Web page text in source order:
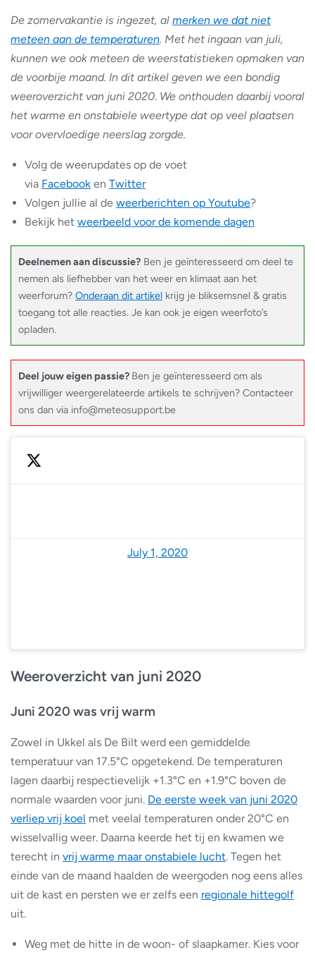
De zomervakantie is ingezet, al merken we dat niet
meteen aan de temperaturen. Met het ingaan van juli,
kunnen we ook meteen de weerstatistieken opmaken van
de voorbije maand. In dit artikel geven we een bondig
weeroverzicht van juni 2020. We onthouden daarbij vooral
het warme en onstabiele weertype dat op veel plaatsen
voor overvloedige neerslag zorgde.
Volg de weerupdates op de voet
via Facebook en Twitter
Volgen jullie al de weerberichten op Youtube?
Bekijk het weerbeeld voor de komende dagen
Deelnemen aan discussie? Ben je geïnteresseerd om deel te
nemen als liefhebber van het weer en klimaat aan het
weerforum? Onderaan dit artikel krijg je bliksemsnel & gratis
toegang tot alle reacties. Je kan ook je eigen weerfoto’s
opladen.
Deel jouw eigen passie? Ben je geïnteresseerd om als
vrijwilliger weergerelateerde artikels te schrijven? Contacteer
ons dan via info@meteosupport.be
July 1, 2020
Weeroverzicht van juni 2020
Juni 2020 was vrij warm
Zowel in Ukkel als De Bilt werd een gemiddelde
temperatuur van 17.5°C opgetekend. De temperaturen
lagen daarbij respectievelijk +1.3°C en +1.9°C boven de
normale waarden voor juni. De eerste week van juni 2020
verliep vrij koel met veelal temperaturen onder 20°C en
wisselvallig weer. Daarna keerde het tij en kwamen we
terecht in vrij warme maar onstabiele lucht. Tegen het
einde van de maand haalden de weergoden nog eens alles
uit de kast en persten we er zelfs een regionale hittegolf
uit.
Weg met de hitte in de woon- of slaapkamer. Kies voor